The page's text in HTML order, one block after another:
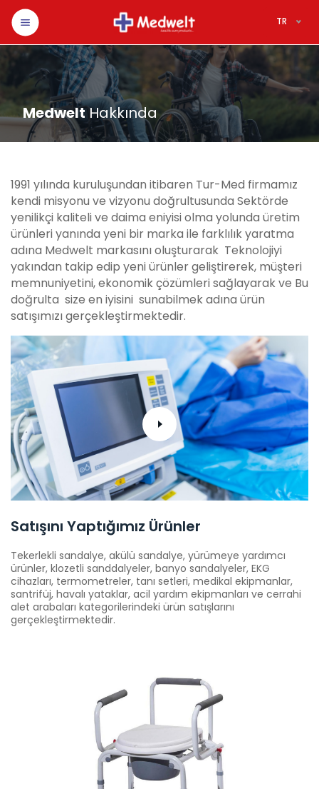
TR
MedweltHakkında
1991 yılında kuruluşundan itibaren Tur-Med firmamız
kendi misyonu ve vizyonu doğrultusunda Sektörde
yenilikçi kaliteli ve daima eniyisi olma yolunda üretim
ürünleri yanında yeni bir marka ile farklılık yaratma
adına Medwelt markasını oluşturarak Teknolojiyi
yakından takip edip yeni ürünler geliştirerek, müşteri
memnuniyetini, ekonomik çözümleri sağlayarak ve Bu
doğrulta size en iyisini sunabilmek adına ürün
satışımızı gerçekleştirmektedir.
Satışını Yaptığımız Ürünler
Tekerlekli sandalye, akülü sandalye, yürümeye yardımcı
ürünler, klozetli sanddalyeler, banyo sandalyeler, EKG
cihazları, termometreler, tanı setleri, medikal ekipmanlar,
santrifüj, havalı yataklar, acil yardım ekipmanları ve cerrahi
alet arabaları kategorilerindeki ürün satışlarını
gerçekleştirmektedir.